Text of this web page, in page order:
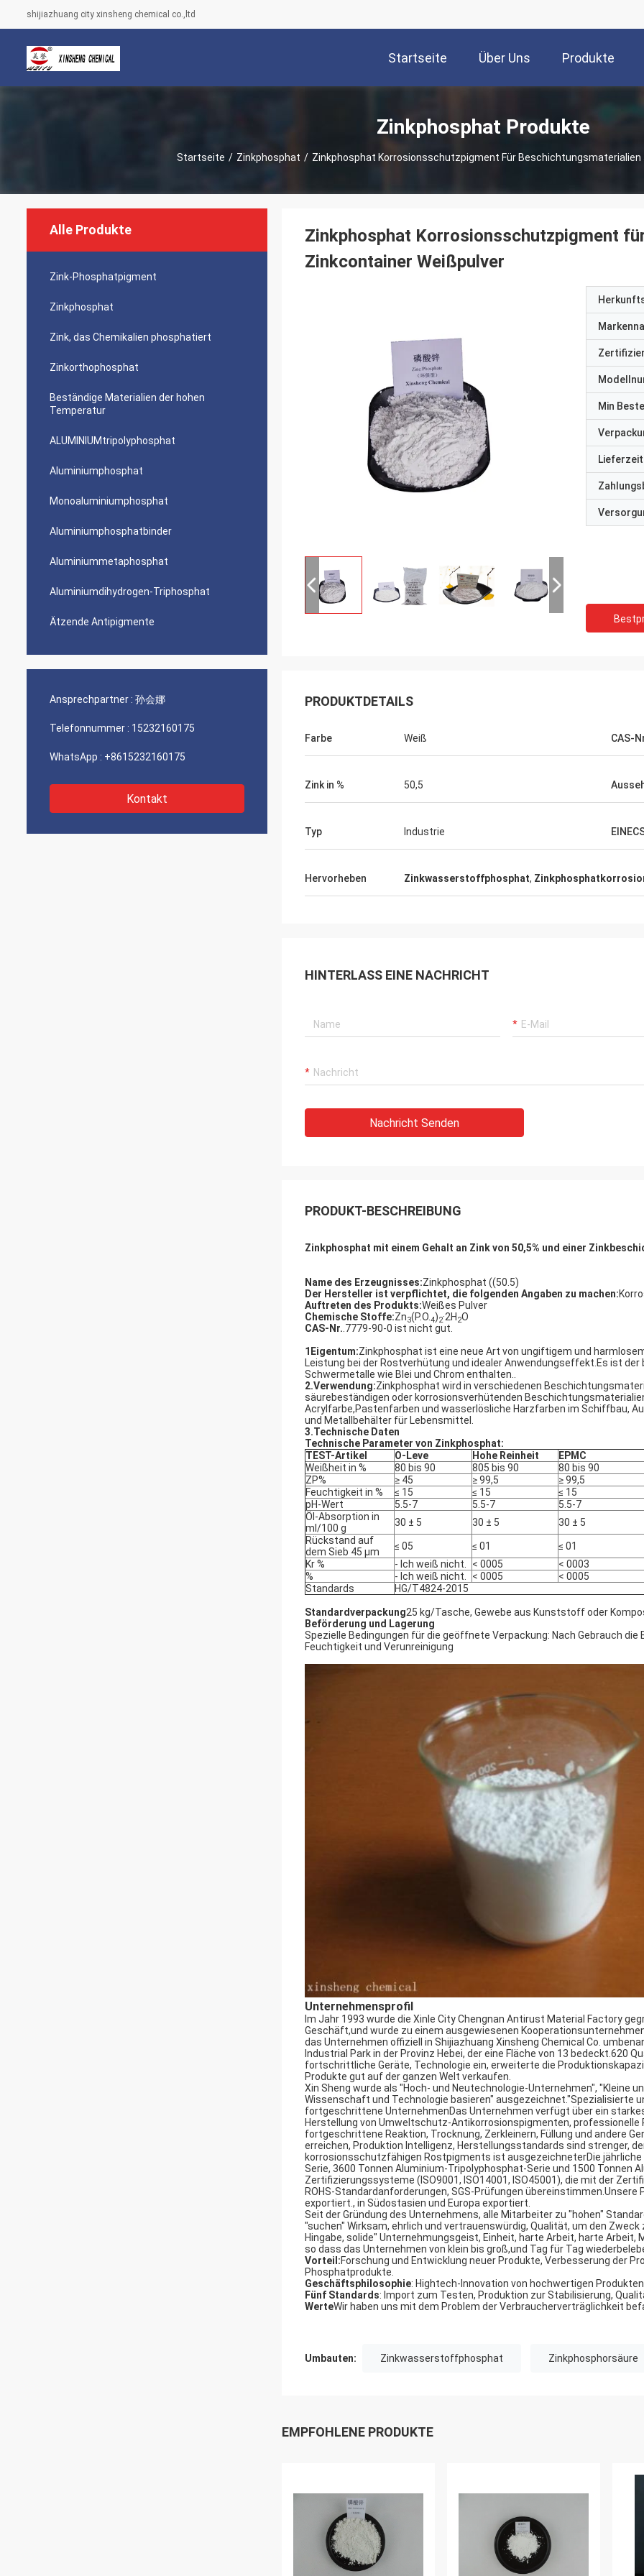
shijiazhuang city xinsheng chemical co.,ltd
Startseite Über Uns Produkte
Zinkphosphat Produkte
Startseite / Zinkphosphat / Zinkphosphat Korrosionsschutzpigment Für Beschichtungsmaterialien
Alle Produkte
Zink-Phosphatpigment
Zinkphosphat
Zink, das Chemikalien phosphatiert
Zinkorthophosphat
Beständige Materialien der hohen
Temperatur
ALUMINIUMtripolyphosphat
Aluminiumphosphat
Monoaluminiumphosphat
Aluminiumphosphatbinder
Aluminiummetaphosphat
Aluminiumdihydrogen-Triphosphat
Ätzende Antipigmente
Ansprechpartner : 孙会娜
Telefonnummer : 15232160175
WhatsApp : +8615232160175
Kontakt
Zinkphosphat Korrosionsschutzpigment
Zinkcontainer Weißpulver
Min
Lieferzeit
PRODUKTDETAILS
Farbe Weiß CAS-
Zink in % 50,5
Typ Industrie
Hervorheben Zinkwasserstoffphosphat,
HINTERLASS EINE NACHRICHT
Nachricht Senden
PRODUKT-BESCHREIBUNG
Zinkphosphat mit einem Gehalt an Zink von 50,5% und einer
Name des Erzeugnisses:Zinkphosphat ((50.5)
Der Hersteller ist verpflichtet, die folgenden Angaben zu machen:
Auftreten des Produkts:Weißes Pulver
Chemische Stoffe:Zn3(P.O. 4)2·2H 2O
CAS-Nr. .7779-90-0 ist nicht gut.
1Eigentum:Zinkphosphat ist eine neue Art von ungiftigem und
Leistung bei der Rostverhütung und idealer Anwendungseffekt.Es ist
Schwermetalle wie Blei und Chrom enthalten..
2.Verwendung:Zinkphosphat wird in verschiedenen
säurebeständigen oder korrosionsverhütenden
Acrylfarbe,Pastenfarben und wasserlösliche Harzfarben im Schiffbau,
und Metallbehälter für Lebensmittel.
3.Technische Daten
Technische Parameter von Zinkphosphat:
TEST-Artikel
O-Leve Hohe Reinheit EPMC
Weißheit in %
80 bis 90 805 bis 90 80 bis 90
ZP%
≥ 45 ≥ 99,5 ≥ 99,5
Feuchtigkeit in %
≤ 15 ≤ 15 ≤ 15
pH-Wert
5.5-7 5.5-7 5.5-7
Öl-Absorption in
ml/100 g
30 ± 5 30 ± 5 30 ± 5
Rückstand auf
dem Sieb 45 μm
≤ 05 ≤ 01 ≤ 01
Kr %
- Ich weiß nicht. < 0005 < 0003
%
- Ich weiß nicht. < 0005 < 0005
Standards
HG/T4824-2015
Standardverpackung25 kg/Tasche, Gewebe aus Kunststoff oder
Beförderung und Lagerung
Spezielle Bedingungen für die geöffnete Verpackung: Nach Gebrauch
Feuchtigkeit und Verunreinigung
Unternehmensprofil
Im Jahr 1993 wurde die Xinle City Chengnan Antirust Material Factory
Geschäft,und wurde zu einem ausgewiesenen
das Unternehmen offiziell in Shijiazhuang Xinsheng Chemical Co.
Industrial Park in der Provinz Hebei, der eine Fläche von 13 bedeckt.620
fortschrittliche Geräte, Technologie ein, erweiterte die
Produkte gut auf der ganzen Welt verkaufen.
Xin Sheng wurde als "Hoch- und Neutechnologie-Unternehmen", "Kleine
Wissenschaft und Technologie basieren" ausgezeichnet."Spezialisierte
fortgeschrittene UnternehmenDas Unternehmen verfügt über ein
Herstellung von Umweltschutz-Antikorrosionspigmenten,
fortgeschrittene Reaktion, Trocknung, Zerkleinern, Füllung und andere
erreichen, Produktion Intelligenz, Herstellungsstandards sind strenger,
korrosionsschutzfähigen Rostpigments ist ausgezeichneterDie
Serie, 3600 Tonnen Aluminium-Tripolyphosphat-Serie und 1500 Tonnen
Zertifizierungssysteme (ISO9001, ISO14001, ISO45001), die mit der
ROHS-Standardanforderungen, SGS-Prüfungen
exportiert., in Südostasien und Europa exportiert.
Seit der Gründung des Unternehmens, alle Mitarbeiter zu "hohen"
"suchen" Wirksam, ehrlich und vertrauenswürdig, Qualität, um den
Hingabe, solide" Unternehmungsgeist, Einheit, harte Arbeit, harte
so dass das Unternehmen von klein bis groß,und Tag für Tag
Vorteil:Forschung und Entwicklung neuer Produkte, Verbesserung der
Phosphatprodukte.
Geschäftsphilosophie: Hightech-Innovation von hochwertigen
Fünf Standards: Import zum Testen, Produktion zur Stabilisierung,
WerteWir haben uns mit dem Problem der Verbraucherverträglichkeit
Umbauten: Zinkwasserstoffphosphat Zinkphosphorsäure
EMPFOHLENE PRODUKTE